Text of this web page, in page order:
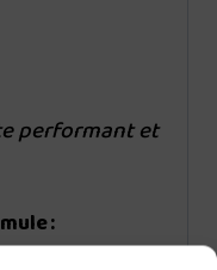
performant et
: